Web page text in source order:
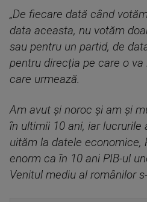
„De fiecare dată când
data aceasta, nu votăm
sau pentru un partid, de
pentru direcția pe care o va
care urmează.
Am avut și noroc și am și
în ultimii 10 ani, iar lucrurile
uităm la datele economice,
enorm ca în 10 ani PIB-ul
Venitul mediu al românilor